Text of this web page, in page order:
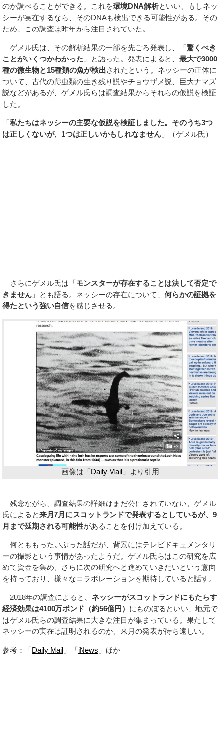
のか調べることができる。これを環境DNA解析といい、もしネッ
シーが実在するなら、そのDNAも検出できる可能性がある。その
ため、この調査は昨年から注目されていた。
ゲメル氏は、その解析結果の一部を先ごろ発表し、「驚くべき
ことがいくつかわかった 」と語った。発表によると、 最大で3000
種の微生物と15種類の魚が検出されたという。ネッシーの正体に
ついて、古代の爬虫類の生き残り説やチョウザメ説、巨大ナマズ
説などがあるが、ゲメル氏らは調査結果からそれらの仮説を検証
した。
「私たちはネッシーの主要な仮説を検証しました。そのうち3つ
は正しくないが、1つは正しいかもしれなません 」（ゲメル氏）
さらにゲメル氏は「モンスターが存在することは決して否定で
きません 」とも語る。ネッシーの存在について、 何らかの証拠を
得たという強い自信を感じさせる。
画像は「Daily Mail」より引用
残念ながら、調査結果の詳細はまだ公にされていない。ゲメル
氏によると来月7月にスコットランドで発表するとしているが、9
月まで延期される可能性があることを付け加えている。
何とももったいぶった話だが、背景にはテレビドキュメンタリ
ーの撮影という事情があったようだ。ゲメル氏らはこの研究を広
めて資金を集め、さらに次の研究へと進めていきたいという意向
を持っており、様々なコラボレーションを期待していると話す。
2018年の調査によると、 ネッシーがスコットランドにもたらす
経済効果は4100万ポンド（約56億円） にものぼるといい、地元で
はゲメル氏らの調査結果に大きな注目が集まっている。果たして
ネッシーの実在は証明されるのか、来月の発表が待ち遠しい。
参考：「Daily Mail 」「iNews 」ほか